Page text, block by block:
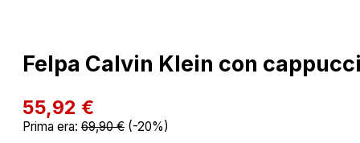
Felpa Calvin Klein con
55,92 €
Prima era: 69,90€ (-20%)